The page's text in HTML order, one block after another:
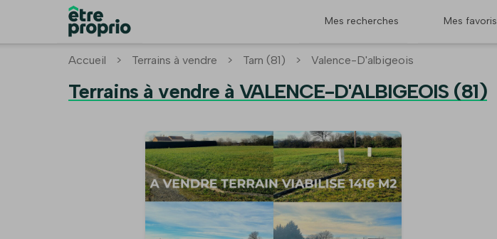
Mes recherches Mes favoris
Accueil > Terrains à vendre > Tarn (81) > Valence-D'albigeois
Terrains à vendre à VALENCE-D'ALBIGEOIS (81)